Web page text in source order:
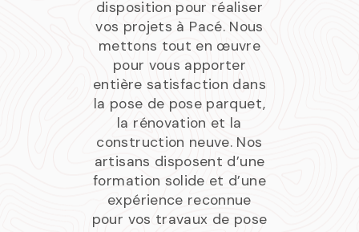
disposition pour réaliser
vos projets à Pacé. Nous
mettons tout en œuvre
pour vous apporter
entière satisfaction dans
la pose de pose parquet,
la rénovation et la
construction neuve. Nos
artisans disposent d’une
formation solide et d’une
expérience reconnue
pour vos travaux de pose